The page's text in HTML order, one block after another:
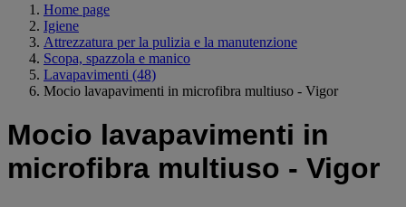
Home page
Igiene
Attrezzatura per la pulizia e la manutenzione
Scopa, spazzola e manico
Lavapavimenti (48)
Mocio lavapavimenti in microfibra multiuso - Vigor
Mocio lavapavimenti in
microfibra multiuso - Vigor